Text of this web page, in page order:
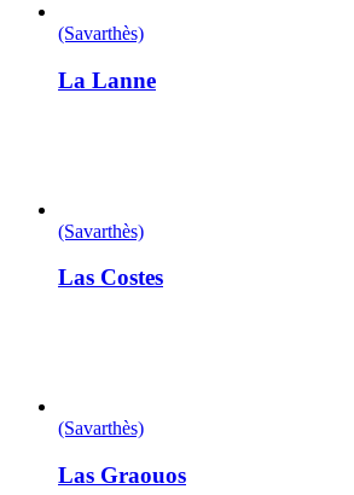
(Savarthès)
La Lanne
(Savarthès)
Las Costes
(Savarthès)
Las Graouos